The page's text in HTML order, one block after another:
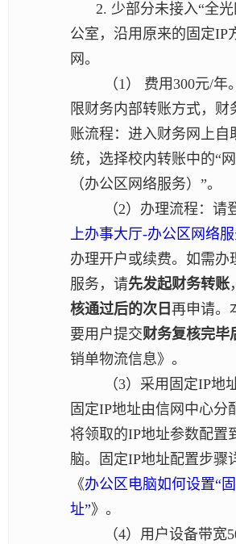
2. 少部分未接入“全
公室，沿用原来的固定IP
网。
（1） 费用300元/年
限财务内部转账方式，财
账流程：进入财务网上自
统，选择校内转账中的“
（办公区网络服务）”。
（2）办理流程：请
上办事大厅-办公区网络
办理开户或续费。如需办
服务，请先发起财务转账，
核通过后的次日 再申请。
要用户提交财务复核完毕
销单物流信息》。
（3）采用固定IP地
固定IP地址由信网中心分
将领取的IP地址参数配置
脑。固定IP地址配置步骤
《办公区电脑如何设置“
址”》。
（4）用户设备带宽